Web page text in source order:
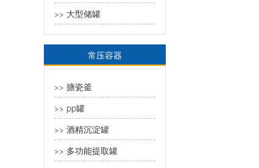
>> 大型储罐
常压容器
>> 搪瓷釜
>> pp罐
>> 酒精沉淀罐
>> 多功能提取罐